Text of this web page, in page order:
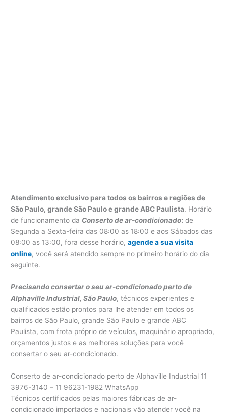
Atendimento exclusivo para todos os bairros e regiões de
São Paulo, grande São Paulo e grande ABC Paulista. Horário
de funcionamento da Conserto de ar-condicionado: de
Segunda a Sexta-feira das 08:00 as 18:00 e aos Sábados das
08:00 as 13:00, fora desse horário,agende a sua visita
online, você será atendido sempre no primeiro horário do dia
seguinte.
Precisando consertar o seu ar-condicionado perto de
Alphaville Industrial, São Paulo, técnicos experientes e
qualificados estão prontos para lhe atender em todos os
bairros de São Paulo, grande São Paulo e grande ABC
Paulista, com frota próprio de veículos, maquinário apropriado,
orçamentos justos e as melhores soluções para você
consertar o seu ar-condicionado.
Conserto de ar-condicionado perto de Alphaville Industrial 11
3976-3140 – 11 96231-1982 WhatsApp
Técnicos certificados pelas maiores fábricas de ar-
condicionado importados e nacionais vão atender você na